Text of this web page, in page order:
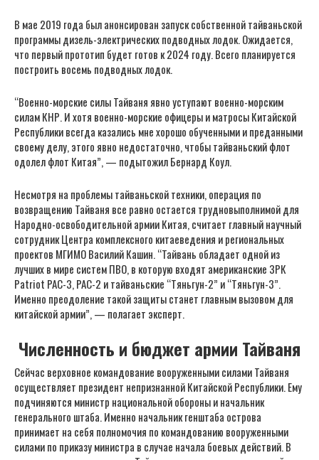
В мае 2019 года был анонсирован запуск собственной тайваньской
программы дизель-электрических подводных лодок. Ожидается,
что первый прототип будет готов к 2024 году. Всего планируется
построить восемь подводных лодок.
“Военно-морские силы Тайваня явно уступают военно-морским
силам КНР. И хотя военно-морские офицеры и матросы Китайской
Республики всегда казались мне хорошо обученными и преданными
своему делу, этого явно недостаточно, чтобы тайваньский флот
одолел флот Китая”, — подытожил Бернард Коул.
Несмотря на проблемы тайваньской техники, операция по
возвращению Тайваня все равно остается трудновыполнимой для
Народно-освободительной армии Китая, считает главный научный
сотрудник Центра комплексного китаеведения и региональных
проектов МГИМО Василий Кашин. “Тайвань обладает одной из
лучших в мире систем ПВО, в которую входят американские ЗРК
Patriot PAC-3, PAC-2 и тайваньские “Тяньгун-2” и “Тяньгун-3”.
Именно преодоление такой защиты станет главным вызовом для
китайской армии”, — полагает эксперт.
Численность и бюджет армии Тайваня
Сейчас верховное командование вооруженными силами Тайваня
осуществляет президент непризнанной Китайской Республики. Ему
подчиняются министр национальной обороны и начальник
генерального штаба. Именно начальник генштаба острова
принимает на себя полномочия по командованию вооруженными
силами по приказу министра в случае начала боевых действий. В